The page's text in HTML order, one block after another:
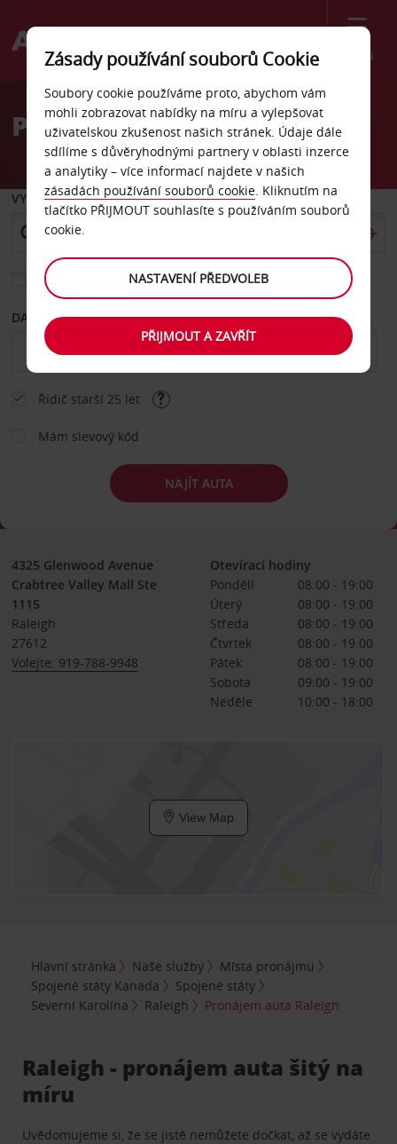
Menu
Welcome
AvisPronájem auta Raleigh
VYZVEDNOUT Z
Vyberte si jiné místo vrácení
DATUM OD DATUM DO
Řidič starší 25 let
Mám slevový kód
NAJÍT AUTA
4325 Glenwood Avenue
Crabtree Valley Mall Ste
1115
Raleigh
27612
Volejte: 919-788-9948
Otevírací hodiny
Pondělí
08:00 - 19:00
Úterý
08:00 - 19:00
Středa
08:00 - 19:00
Čtvrtek
08:00 - 19:00
Pátek
08:00 - 19:00
Sobota
09:00 - 19:00
Neděle
10:00 - 18:00
View Map
Hlavní stránka Naše služby
Místa pronájmu
Spojené státy Kanada
Spojené státy
Severní Karolína
Raleigh Pronájem auta Raleigh
Raleigh - pronájem auta šitý na
míru
Uvědomujeme si, že se jistě nemůžete dočkat, až se vydáte
Zásady používání souborů Cookie
Soubory cookie používáme proto, abychom vám
mohli zobrazovat nabídky na míru a vylepšovat
uživatelskou zkušenost našich stránek. Údaje dále
sdílíme s důvěryhodnými partnery v oblasti inzerce
a analytiky – více informací najdete v našich
zásadách používání souborů cookie. Kliknutím na
tlačítko PŘIJMOUT souhlasíte s používáním souborů
cookie.
NASTAVENÍ PŘEDVOLEB
PŘIJMOUT A ZAVŘÍT